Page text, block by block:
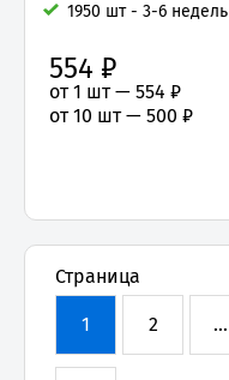
1950 шт - 3-6 недель
554 ₽
от 1 шт — 554 ₽
от 10 шт — 500 ₽
Страница
1 2 ...